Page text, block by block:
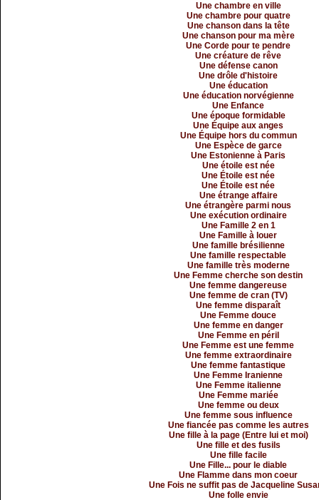
Une chambre en ville
Une chambre pour quatre
Une chanson dans la tête
Une chanson pour ma mère
Une Corde pour te pendre
Une créature de rêve
Une défense canon
Une drôle d'histoire
Une éducation
Une éducation norvégienne
Une Enfance
Une époque formidable
Une Équipe aux anges
Une Équipe hors du commun
Une Espèce de garce
Une Estonienne à Paris
Une étoile est née
Une Étoile est née
Une Étoile est née
Une étrange affaire
Une étrangère parmi nous
Une exécution ordinaire
Une Famille 2 en 1
Une Famille à louer
Une famille brésilienne
Une famille respectable
Une famille très moderne
Une Femme cherche son destin
Une femme dangereuse
Une femme de cran (TV)
Une femme disparaît
Une Femme douce
Une femme en danger
Une Femme en péril
Une Femme est une femme
Une femme extraordinaire
Une femme fantastique
Une Femme Iranienne
Une Femme italienne
Une Femme mariée
Une femme ou deux
Une femme sous influence
Une fiancée pas comme les autres
Une fille à la page (Entre lui et moi)
Une fille et des fusils
Une fille facile
Une Fille... pour le diable
Une Flamme dans mon coeur
Une Fois ne suffit pas de Jacqueline
Une folle envie